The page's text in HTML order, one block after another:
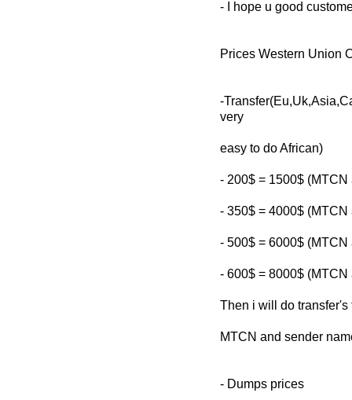
- I hope u good
Prices Western Union
-
very
easy to do African)
- 200$ = 1500$
- 350$ = 4000$
- 500$ = 6000$
- 600$ = 8000$
Then i will do transfer's
MTCN and sender
- Dumps prices